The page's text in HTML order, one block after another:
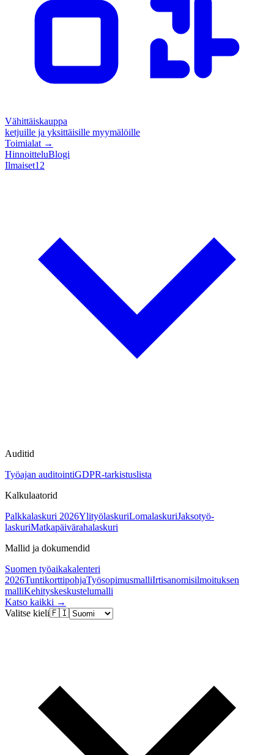
Vähittäiskauppa
ketjuille ja yksittäisille myymälöille
Toimialat →
HinnoitteluBlogi
Ilmaiset12
Auditid
Työajan auditointiGDPR-tarkistuslista
Kalkulaatorid
Palkkalaskuri 2026YlityölaskuriLomalaskuriJaksotyö-
laskuriMatkapäivärahalaskuri
Mallid ja dokumendid
Suomen työaikakalenteri
2026TuntikorttipohjaTyösopimusmalliIrtisanomisilmoituksen
malliKehityskeskustelumalli
Katso kaikki →
Valitse kieli🇫🇮